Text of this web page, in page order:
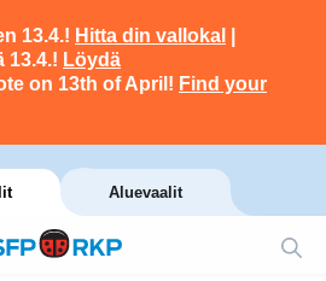
13.4.! Hitta din vallokal
13.4.! Löydä
on 13th of April! Find your
Aluevaalit